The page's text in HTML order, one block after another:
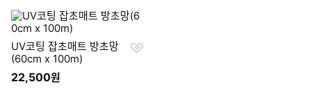
UV코팅 잡초매트 방초망
(60cm x 100m)
22,500원
찜